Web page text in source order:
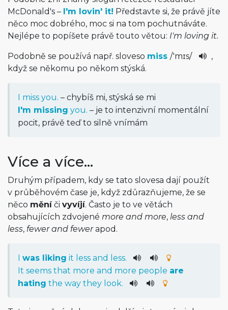
McDonald's – I'm lovin' it! Představte si, že právě jíte
něco moc dobrého, moc si na tom pochutnáváte.
Nejlépe to popíšete právě touto větou: I'm loving it.
Podobně se používá např. sloveso miss /'mɪs/
,
když se někomu po někom stýská.
I miss you. – chybíš mi, stýská se mi
I'm missing you. – je to intenzivní momentální
pocit, právě teď to silně vnímám
Více a více…
Druhým případem, kdy se tato slovesa dají použít
v průběhovém čase je, když zdůrazňujeme, že se
něco měníči vyvíjí. Často je to ve větách
obsahujících zdvojené more and more, less and
less, fewer and fewerapod.
I was liking it less and less.
It seems that more and more people are
hating the way they look.